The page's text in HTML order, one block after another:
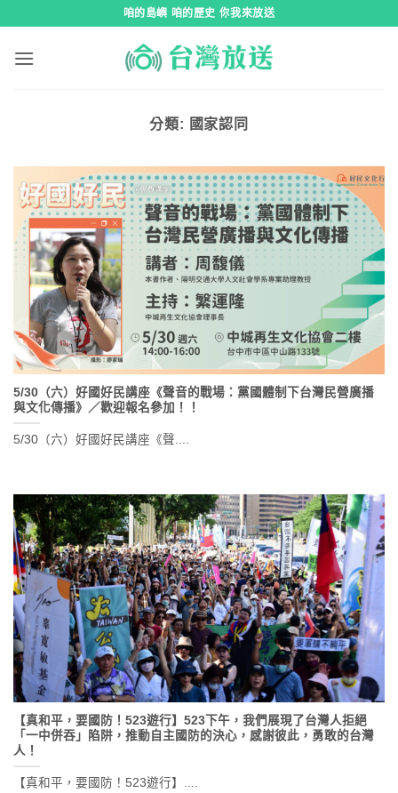
咱的島嶼 咱的歷史 你我來放送
分類: 國家認同
5/30（六）好國好民講座《聲音的戰場：黨國體制下台灣民營廣播
與文化傳播》／歡迎報名參加！！
5/30（六）好國好民講座《聲....
【真和平，要國防！523遊行】523下午，我們展現了台灣人拒絕
「一中併吞」陷阱，推動自主國防的決心，感謝彼此，勇敢的台灣
人！
【真和平，要國防！523遊行】....